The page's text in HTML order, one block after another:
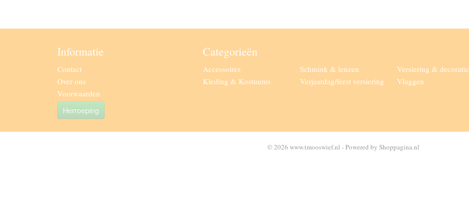
Informatie
Contact
Over ons
Voorwaarden
Herroeping
Categorieën
Accessoires
Kleding & Kostuums
Schmink & lenzen
Verjaardag/feest versiering
Versiering & decoratie
Vlaggen
© 2026 www.tmooswief.nl - Powered by Shoppagina.nl